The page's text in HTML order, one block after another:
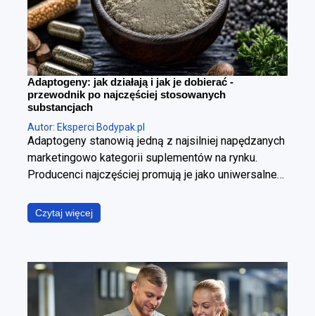
Adaptogeny: jak działają i jak je dobierać -
przewodnik po najczęściej stosowanych
substancjach
Autor: Eksperci Bodypak.pl
Adaptogeny stanowią jedną z najsilniej napędzanych
marketingowo kategorii suplementów na rynku.
Producenci najczęściej promują je jako uniwersalne
snu, wzrost poziomu energii, wyostrzenie
koncentracji, redukcję stresu oraz wzmocnienie
to jednak założenie błędne. Poszczególne
adaptogeny wyraźnie różnią się od siebie
mechanizmem działania, ich skuteczność zależy od
specyficznego kontekstu stosowania, a jakość
Czytaj więcej